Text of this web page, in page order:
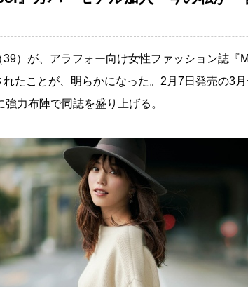
39）が、アラフォー向け女性ファッション誌『
たことが、明らかになった。2月7日発売の3
力布陣で同誌を盛り上げる。